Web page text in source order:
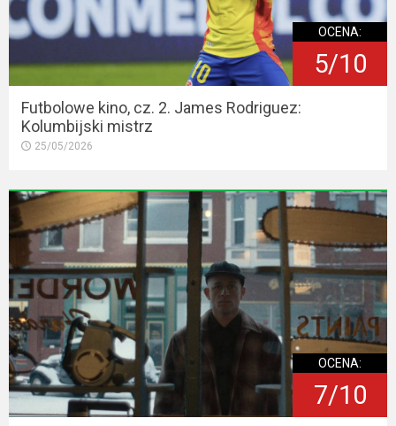
OCENA:
5/10
Futbolowe kino, cz. 2. James Rodriguez:
Kolumbijski mistrz
25/05/2026
OCENA:
7/10